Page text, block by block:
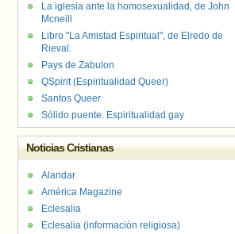
La iglesia ante la homosexualidad, de John
Mcneill
Libro "La Amistad Espiritual", de Elredo de
Rieval.
Pays de Zabulon
QSpirit (Espiritualidad Queer)
Santos Queer
Sólido puente. Espiritualidad gay
Noticias Cristianas
Alandar
América Magazine
Eclesalia
Eclesalia (información religiosa)